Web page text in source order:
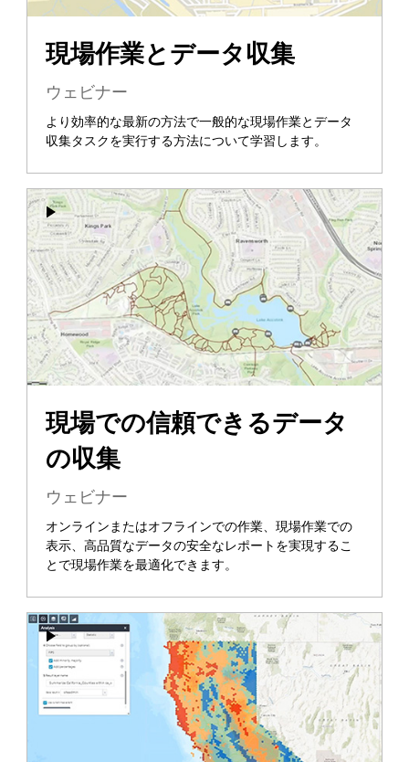
現場作業とデータ収集
ウェビナー
より効率的な最新の方法で一般的な現場作業とデータ
収集タスクを実行する方法について学習します。
現場での信頼できるデータ
の収集
ウェビナー
オンラインまたはオフラインでの作業、現場作業での
表示、高品質なデータの安全なレポートを実現するこ
とで現場作業を最適化できます。